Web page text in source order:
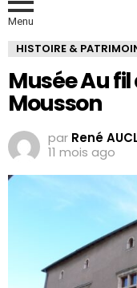
Menu
HISTOIRE &
Musée Au
Mousson
par René
11 mois ago